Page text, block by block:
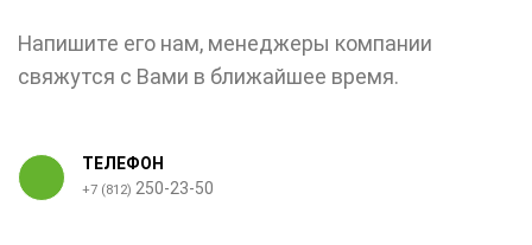
Напишите его нам, менеджеры компании
свяжутся с Вами в ближайшее время.
ТЕЛЕФОН
+7 (812) 250-23-50